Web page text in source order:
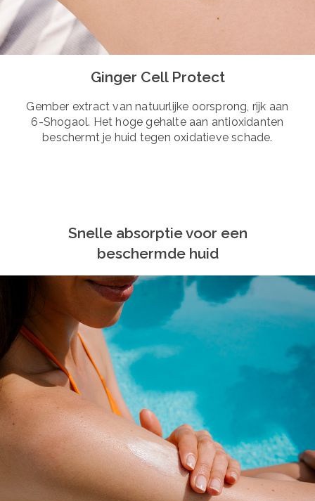
Ginger Cell Protect
Gember extract van natuurlijke oorsprong, rijk aan
6-Shogaol. Het hoge gehalte aan antioxidanten
beschermt je huid tegen oxidatieve schade.
Snelle absorptie voor een
beschermde huid